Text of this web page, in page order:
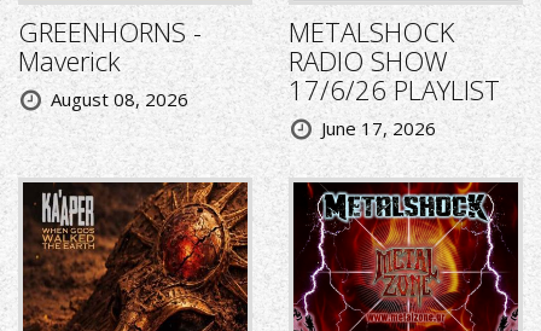
GREENHORNS -
Maverick
August 08, 2026
METALSHOCK
RADIO SHOW
17/6/26 PLAYLIST
June 17, 2026